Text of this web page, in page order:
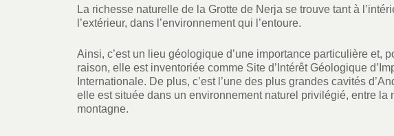
La richesse naturelle de la Grotte de Nerja se trouve tant à
l’extérieur, dans l’environnement qui l’entoure.
Ainsi, c’est un lieu géologique d’une importance particulière et,
raison, elle est inventoriée comme Site d’Intérêt Géologique
Internationale. De plus, c’est l’une des plus grandes cavités
elle est située dans un environnement naturel privilégié, entre la
montagne.